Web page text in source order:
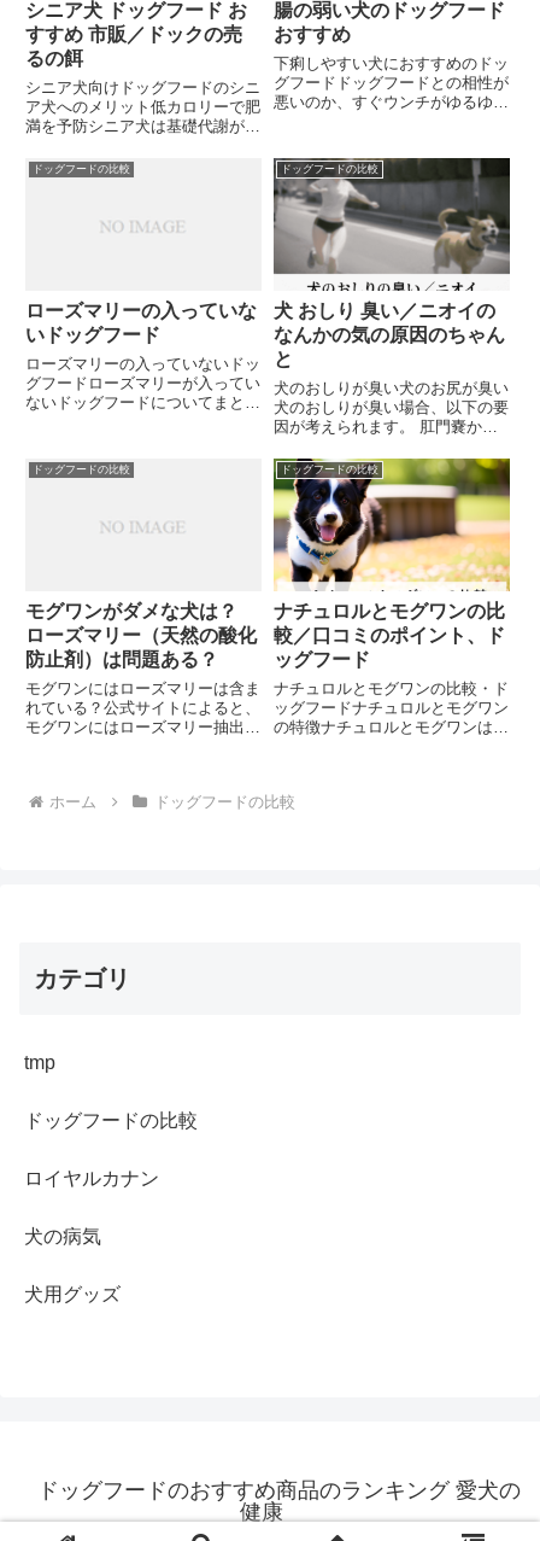
シニア犬 ドッグフード お
すすめ 市販／ドックの売
るの餌
シニア犬向けドッグフードのシニ
ア犬へのメリット低カロリーで肥
満を予防シニア犬は基礎代謝が低
と同じ量を与えていると肥満につ
フードに比べてカロリーが低く
腸の弱い犬のドッグフード
おすすめ
下痢しやすい犬におすすめのドッ
グフードドッグフードとの相性が
悪いのか、すぐウンチがゆるゆる
ドなら下痢を回避できるんでしょ
うか？以下のような基準で選ぶと
いいでしょう。 消化しやすい
タ...
ドッグフードの比較
ローズマリーの入っていな
いドッグフード
ローズマリーの入っていないドッ
グフードローズマリーが入ってい
ないドッグフードについてまとめ
グフードに使用されることがあり
ますが、てんかんを持つ犬には避
ドッグフードの比較
犬 おしり 臭い／ニオイの
なんかの気の原因のちゃん
と
犬のおしりが臭い犬のお尻が臭い
犬のおしりが臭い場合、以下の要
因が考えられます。 肛門嚢から
嚢という袋があり、そこから分泌
物が出ることがあります。運動不
足や肥満の場合、肛門嚢に分泌物
がたまりやすくなります。 ド...
ドッグフードの比較
モグワンがダメな犬は？
ローズマリー（天然の酸化
防止剤）は問題ある？
モグワンにはローズマリーは含ま
れている？公式サイトによると、
モグワンにはローズマリー抽出物
チキン 12%、乾燥サーモン
ドッグフードの比較
ナチュロルとモグワンの比
較／口コミのポイント、ド
ッグフード
ナチュロルとモグワンの比較・ド
ッグフードナチュロルとモグワン
の特徴ナチュロルとモグワンはと
定・持続型ビタミンCを高濃度配
ホーム ドッグフードの比較
カテゴリ
tmp
ドッグフードの比較
ロイヤルカナン
犬の病気
犬用グッズ
ドッグフードのおすすめ商品のランキング 愛犬の
健康